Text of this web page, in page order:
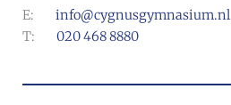
E: info@cygnusgymnasium.nl
T: 020 468 8880